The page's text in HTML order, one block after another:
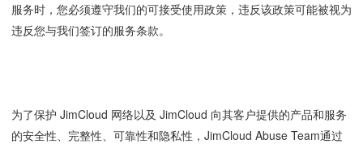
服务时，您必须遵守我们的可接受使用政策，违反该政策可能被视为
违反您与我们签订的服务条款。
为了保护 JimCloud 网络以及 JimCloud 向其客户提供的产品和服务
的安全性、完整性、可靠性和隐私性，JimCloud Abuse Team通过